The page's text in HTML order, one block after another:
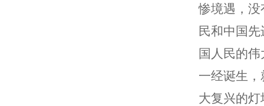
惨境遇，
民和中国
国人民的
一经诞生
大复兴的灯